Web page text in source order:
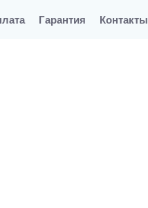
Гарантия Контакты